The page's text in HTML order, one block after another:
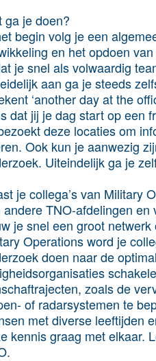
ga je doen?
begin volg je een
en het opdoen
je snel als volwaardig
aan ga je steeds
‘another day at the
dat jij je dag start op een
deze locaties om
Ook kun je aanwezig
Uiteindelijk ga je
je collega’s van Military
andere TNO-afdelingen
je snel een groot
Operations word je
doen naar de
zoals de
of radarsystemen te
met diverse leeftijden
kennis graag met elkaar.